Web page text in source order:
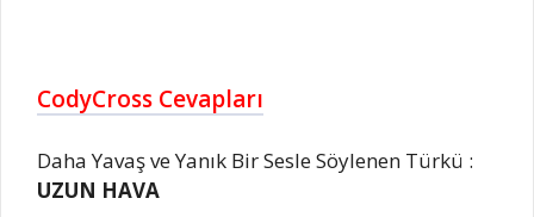
CodyCross Cevapları
Daha Yavaş ve Yanık Bir Sesle Söylenen Türkü :
UZUN HAVA